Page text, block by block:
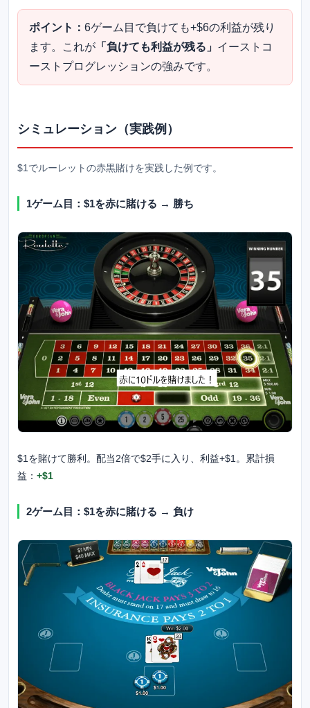
ポイント： 6ゲーム目で負けても+$6の利益が残り
ます。これが 「負けても利益が残る」 イーストコ
ーストプログレッションの強みです。
シミュレーション（実践例）
$1でルーレットの赤黒賭けを実践した例です。
1ゲーム目：$1を赤に賭ける → 勝ち
$1を賭けて勝利。配当2倍で$2手に入り、利益+$1。累計損
益： +$1
2ゲーム目：$1を赤に賭ける → 負け